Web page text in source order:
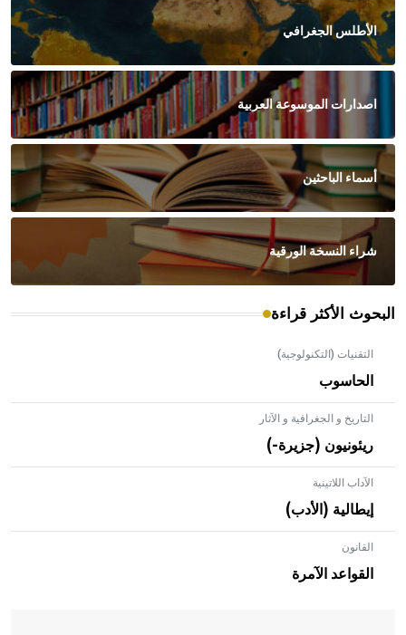
الأطلس الجغرافي
اصدارات الموسوعة العربية
أسماء الباحثين
شراء النسخة الورقية
البحوث الأكثر قراءة
التقنيات (التكنولوجية)
الحاسوب
التاريخ و الجغرافية و الآثار
ريئونيون (جزيرة-)
الآداب اللاتينية
إيطالية (الأدب)
القانون
القواعد الآمرة
- هل تعلم أن الأبلق نوع من الفنون الهندسية التي ارتبطت
بالعمارة الإسلامية في بلاد الشام ومصر خاصة، حيث يحرص
المعمار على بناء مداميكه وخاصة في الواجهات